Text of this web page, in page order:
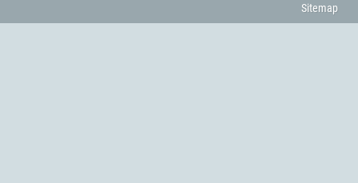
Sitemap